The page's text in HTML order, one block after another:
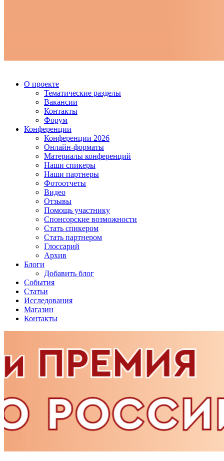
О проекте
Тематические разделы
Вакансии
Контакты
Форум
Конференции
Конференции 2026
Онлайн-форматы
Материалы конференций
Наши спикеры
Наши партнеры
Фотоотчеты
Видео
Отзывы
Помощь участнику
Спонсорские возможности
Стать спикером
Стать партнером
Глоссарий
Архив
Блоги
Добавить блог
События
Статьи
Исследования
Магазин
Контакты